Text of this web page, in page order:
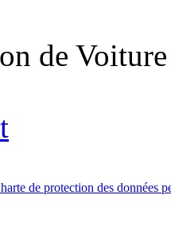
de
de protection des données